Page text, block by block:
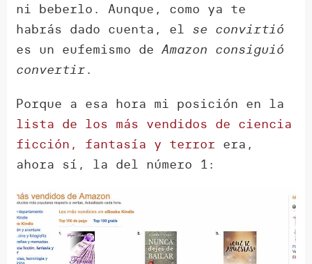
ni beberlo. Aunque, como ya te
habrás dado cuenta, el se convirtió
es un eufemismo deAmazon consiguió
convertir.
Porque a esa hora mi posición en la
lista de los más vendidos de ciencia
ficción, fantasía y terror era,
ahora sí, la del número 1: